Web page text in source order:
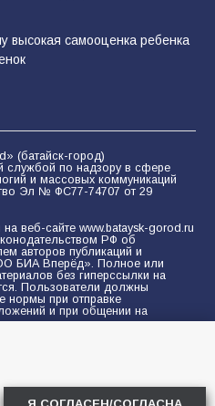
высокая самооценка ребенка
(батайск-город)
службой по надзору в сфере
и массовых коммуникаций
Эл № ФС77-74707 от 29
веб-сайте www.bataysk-gorod.ru
РФ об
авторов публикаций и
БИА Вперёд». Полное или
без гиперссылки на
Пользователи должны
нормы при отправке
и при общении на
защиты информации
данных с помощью
top.mail.ru
Я СОГЛАСЕН/СОГЛАСНА